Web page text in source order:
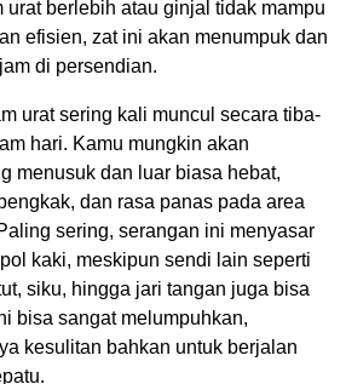
urat berlebih atau ginjal tidak mampu
efisien, zat ini akan menumpuk dan
di persendian.
urat sering kali muncul secara tiba-
hari. Kamu mungkin akan
menusuk dan luar biasa hebat,
dan rasa panas pada area
sering, serangan ini menyasar
kaki, meskipun sendi lain seperti
siku, hingga jari tangan juga bisa
bisa sangat melumpuhkan,
kesulitan bahkan untuk berjalan